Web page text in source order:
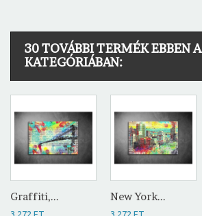
30 TOVÁBBI TERMÉK EBBEN A
KATEGÓRIÁBAN:
Graffiti,...
3 272 FT
New York...
3 272 FT